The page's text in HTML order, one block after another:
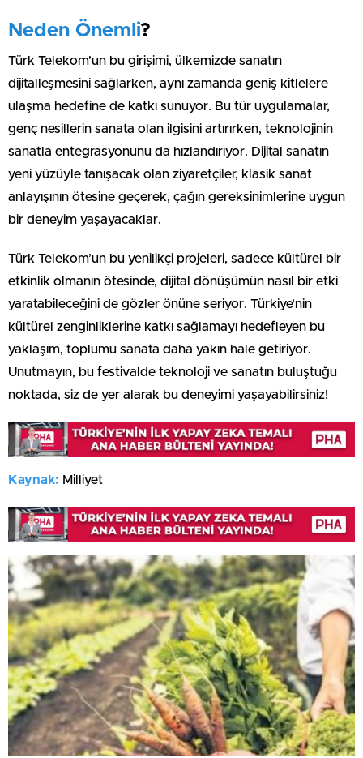
Neden Önemli?
Türk Telekom’un bu girişimi, ülkemizde sanatın
dijitalleşmesini sağlarken, aynı zamanda geniş kitlelere
ulaşma hedefine de katkı sunuyor. Bu tür uygulamalar,
genç nesillerin sanata olan ilgisini artırırken, teknolojinin
sanatla entegrasyonunu da hızlandırıyor. Dijital sanatın
yeni yüzüyle tanışacak olan ziyaretçiler, klasik sanat
anlayışının ötesine geçerek, çağın gereksinimlerine uygun
bir deneyim yaşayacaklar.
Türk Telekom’un bu yenilikçi projeleri, sadece kültürel bir
etkinlik olmanın ötesinde, dijital dönüşümün nasıl bir etki
yaratabileceğini de gözler önüne seriyor. Türkiye’nin
kültürel zenginliklerine katkı sağlamayı hedefleyen bu
yaklaşım, toplumu sanata daha yakın hale getiriyor.
Unutmayın, bu festivalde teknoloji ve sanatın buluştuğu
noktada, siz de yer alarak bu deneyimi yaşayabilirsiniz!
Kaynak: Milliyet